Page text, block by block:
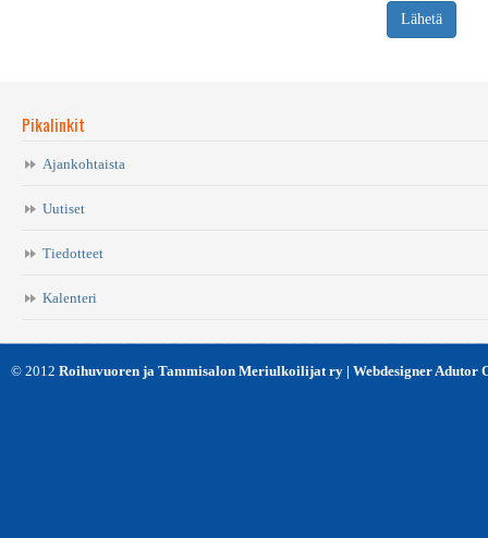
Lähetä
Pikalinkit
Ajankohtaista
Uutiset
Tiedotteet
Kalenteri
© 2012 Roihuvuoren ja Tammisalon Meriulkoilijat ry | Webdesigner Adutor